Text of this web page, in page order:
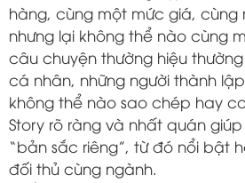
hàng, cùng một mức giá, cùng
nhưng lại không thể nào cùng
câu chuyện thường hiệu
cá nhân, những người thành
không thể nào sao chép hay
Story rõ ràng và nhất quán
“bản sắc riêng”, từ đó nổi bật
đối thủ cùng ngành.